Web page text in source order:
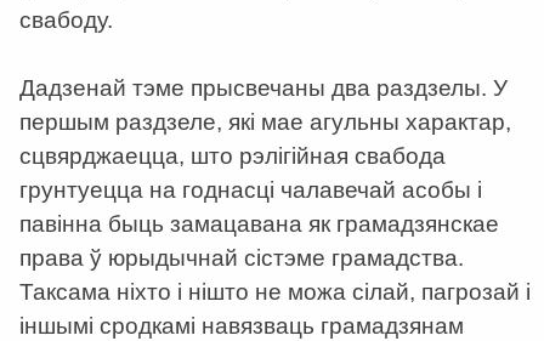
свабоду.
Дадзенай тэме прысвечаны два раздзелы. У
першым раздзеле, які мае агульны характар,
сцвярджаецца, што рэлігійная свабода
грунтуецца на годнасці чалавечай асобы і
павінна быць замацавана як грамадзянскае
права ў юрыдычнай сістэме грамадства.
Таксама ніхто і нішто не можа сілай, пагрозай і
іншымі сродкамі навязваць грамадзянам